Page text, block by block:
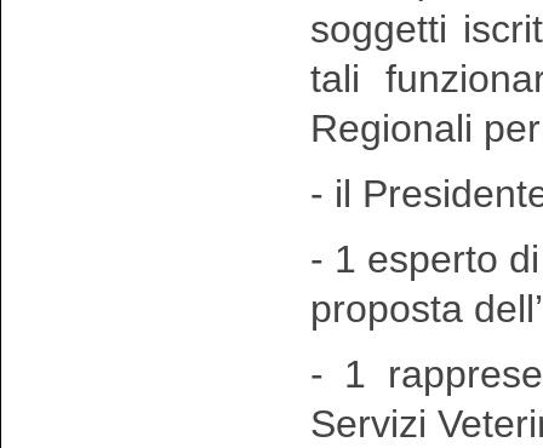
soggetti
tali
Regionali
- il
- 1 esperto
proposta
- 1
Servizi